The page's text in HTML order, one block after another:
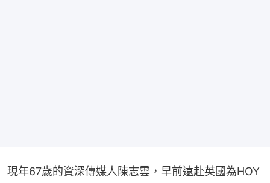
現年67歲的資深傳媒人陳志雲，早前遠赴英國為HOY